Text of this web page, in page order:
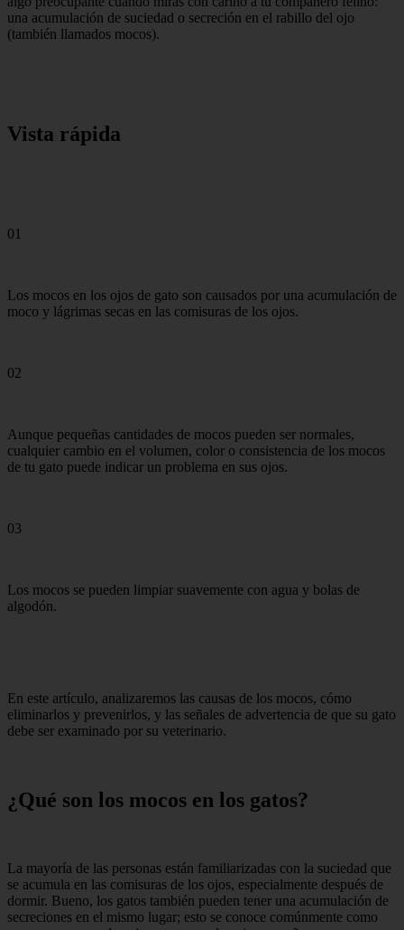
una acumulación de suciedad o secreción en el rabillo del ojo
(también llamados mocos).
Vista rápida
01
Los mocos en los ojos de gato son causados ​​por una acumulación de
moco y lágrimas secas en las comisuras de los ojos.
02
Aunque pequeñas cantidades de mocos pueden ser normales,
cualquier cambio en el volumen, color o consistencia de los mocos
de tu gato puede indicar un problema en sus ojos.
03
Los mocos se pueden limpiar suavemente con agua y bolas de
algodón.
En este artículo, analizaremos las causas de los mocos, cómo
eliminarlos y prevenirlos, y las señales de advertencia de que su gato
debe ser examinado por su veterinario.
¿Qué son los mocos en los gatos?
La mayoría de las personas están familiarizadas con la suciedad que
se acumula en las comisuras de los ojos, especialmente después de
dormir. Bueno, los gatos también pueden tener una acumulación de
secreciones en el mismo lugar; esto se conoce comúnmente como